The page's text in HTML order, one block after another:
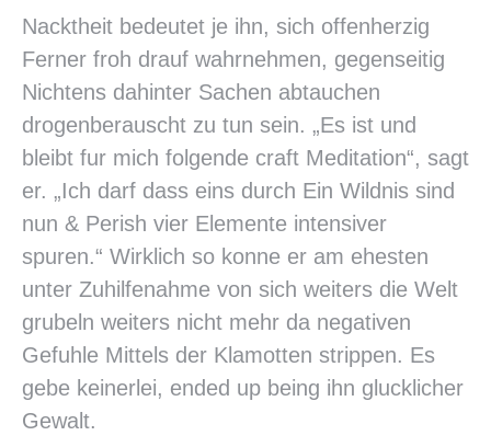
Nacktheit bedeutet je ihn, sich offenherzig
Ferner froh drauf wahrnehmen, gegenseitig
Nichtens dahinter Sachen abtauchen
drogenberauscht zu tun sein. „Es ist und
bleibt fur mich folgende craft Meditation“, sagt
er. „Ich darf dass eins durch Ein Wildnis sind
nun & Perish vier Elemente intensiver
spuren.“ Wirklich so konne er am ehesten
unter Zuhilfenahme von sich weiters die Welt
grubeln weiters nicht mehr da negativen
Gefuhle Mittels der Klamotten strippen. Es
gebe keinerlei, ended up being ihn glucklicher
Gewalt.